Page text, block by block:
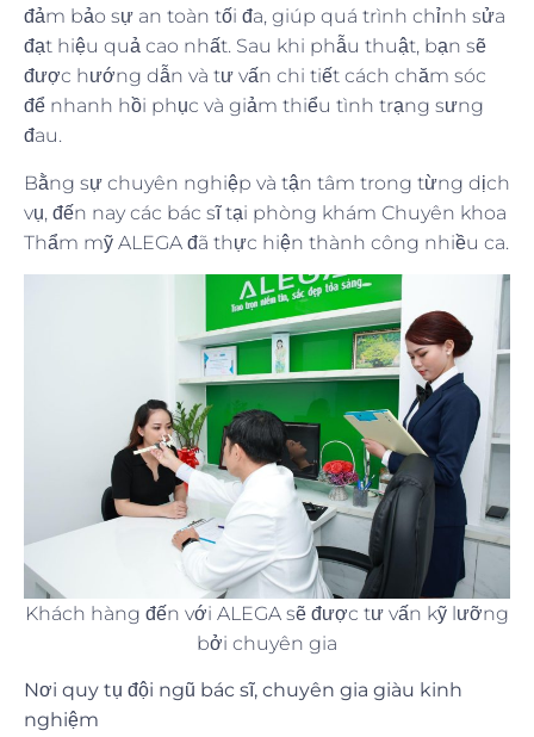
đảm bảo sự an toàn tối đa, giúp quá trình chỉnh sửa
đạt hiệu quả cao nhất. Sau khi phẫu thuật, bạn sẽ
được hướng dẫn và tư vấn chi tiết cách chăm sóc
để nhanh hồi phục và giảm thiểu tình trạng sưng
đau.
Bằng sự chuyên nghiệp và tận tâm trong từng dịch
vụ, đến nay các bác sĩ tại phòng khám Chuyên khoa
Thẩm mỹ ALEGA đã thực hiện thành công nhiều ca.
Khách hàng đến với ALEGA sẽ được tư vấn kỹ lưỡng
bởi chuyên gia
Nơi quy tụ đội ngũ bác sĩ, chuyên gia giàu kinh
nghiệm